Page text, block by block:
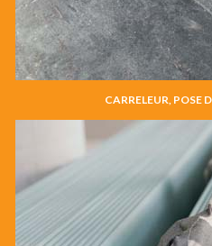
CARRELEUR, POSE